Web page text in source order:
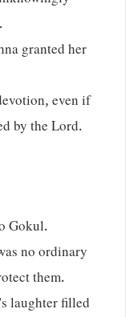
granted her
even if
by the Lord.
Gokul.
no ordinary
them.
laughter filled